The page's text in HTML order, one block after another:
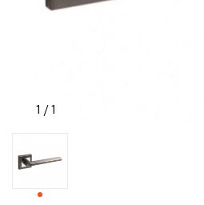
СТАТЬИ
СВЯЗАТЬСЯ
1 /1